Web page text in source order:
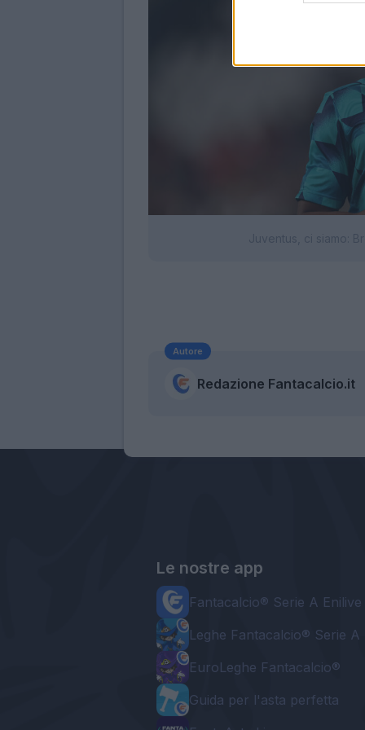
Autore
Redazione Fantacalcio.it
Le nostre app
Fantacalcio® Serie A Enilive
Leghe Fantacalcio® Serie A
EuroLeghe Fantacalcio®
Guida per l'asta perfetta